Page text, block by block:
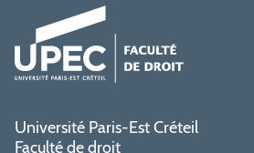
Université Paris-Est Créteil
Faculté de droit